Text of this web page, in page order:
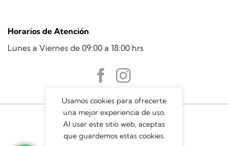
Horarios de Atención
Lunes a Viernes de 09:00 a 18:00 hrs
Usamos cookies para ofrecerte
una mejor experiencia de uso.
Al usar este sitio web, aceptas
que guardemos estas cookies.